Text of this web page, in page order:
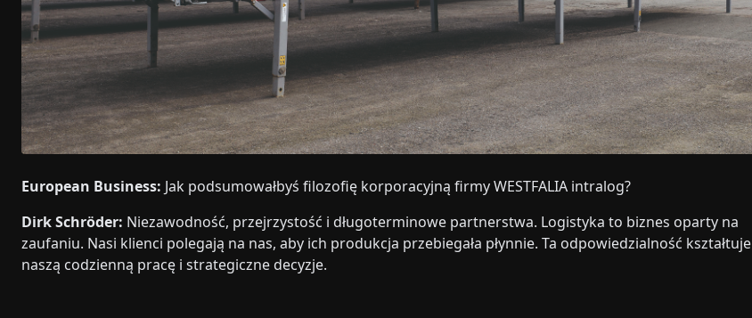
European Business: Jak podsumowałbyś filozofię korporacyjną firmy WESTFALIA intralog?
Dirk Schröder: Niezawodność, przejrzystość i długoterminowe partnerstwa. Logistyka to biznes oparty na
zaufaniu. Nasi klienci polegają na nas, aby ich produkcja przebiegała płynnie. Ta odpowiedzialność kształtuje
naszą codzienną pracę i strategiczne decyzje.